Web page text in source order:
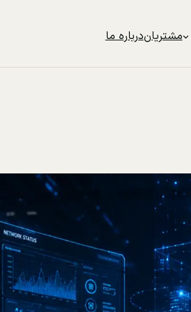
مشتریاندرباره ما